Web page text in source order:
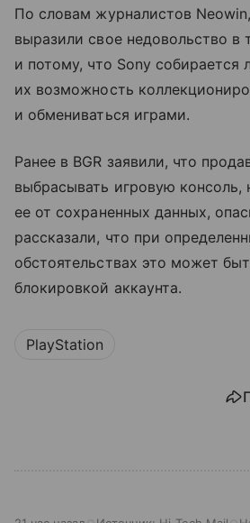
По словам журналистов
выразили свое недовольство в
и потому, что Sony собирается
их возможность
и обмениваться играми.
Ранее в BGR заявили, что
выбрасывать игровую консоль,
ее от сохраненных данных,
рассказали, что при
обстоятельствах это может
блокировкой аккаунта.
PlayStation